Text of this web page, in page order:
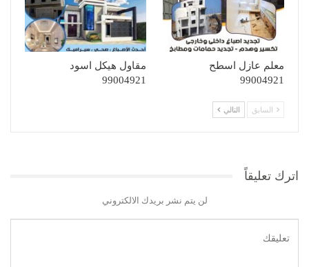
معلم عازل اسطح
99004921
مقاول هيكل اسود
99004921
السابق التالي
اترك تعليقاً
لن يتم نشر بريدك الالكتروني